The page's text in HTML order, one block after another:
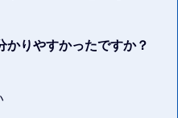
かりやすかったですか？